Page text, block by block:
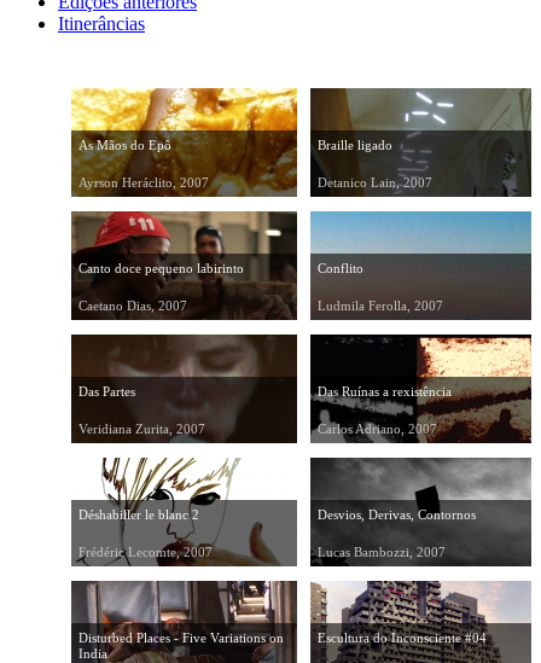
Itinerâncias
As Mãos do Epô
Ayrson Heráclito, 2007
Braille ligado
Detanico Lain, 2007
Canto doce pequeno labirinto
Caetano Dias, 2007
Conflito
Ludmila Ferolla, 2007
Das Partes
Veridiana Zurita, 2007
Das Ruínas a rexistência
Carlos Adriano, 2007
Déshabiller le blanc 2
Frédéric Lecomte, 2007
Desvios, Derivas, Contornos
Lucas Bambozzi, 2007
Disturbed Places - Five Variations on
India
Escultura do Inconsciente #04